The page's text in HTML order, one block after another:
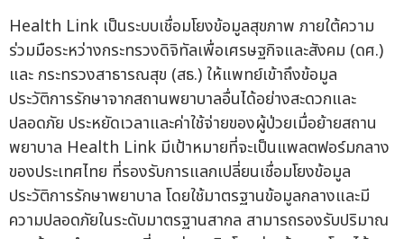
Health Link เป็นระบบเชื่อมโยงข้อมูลสุขภาพ ภายใต้ความ
ร่วมมือระหว่างกระทรวงดิจิทัลเพื่อเศรษฐกิจและสังคม (ดศ.)
และ กระทรวงสาธารณสุข (สธ.) ให้แพทย์เข้าถึงข้อมูล
ประวัติการรักษาจากสถานพยาบาลอื่นได้อย่างสะดวกและ
ปลอดภัย ประหยัดเวลาและค่าใช้จ่ายของผู้ป่วยเมื่อย้ายสถาน
พยาบาล Health Link มีเป้าหมายที่จะเป็นแพลตฟอร์มกลาง
ของประเทศไทย ที่รองรับการแลกเปลี่ยนเชื่อมโยงข้อมูล
ประวัติการรักษาพยาบาล โดยใช้มาตรฐานข้อมูลกลางและมี
ความปลอดภัยในระดับมาตรฐานสากล สามารถรองรับปริมาณ